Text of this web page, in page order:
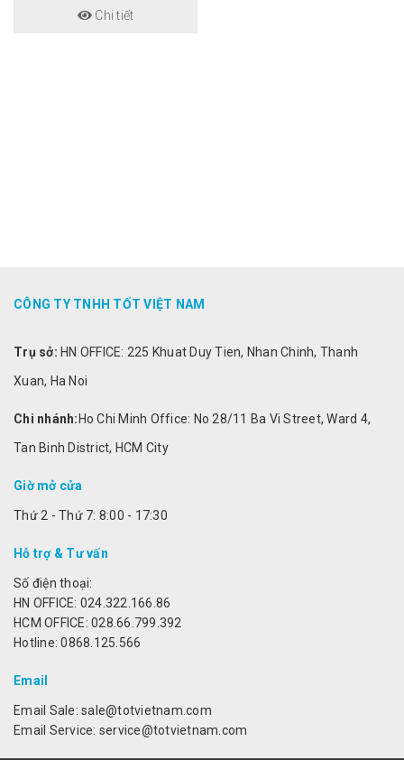
Chi tiết
CÔNG TY TNHH TỐT VIỆT NAM
Trụ sở: HN OFFICE: 225 Khuat Duy Tien, Nhan Chinh, Thanh
Xuan, Ha Noi
Chi nhánh: Ho Chi Minh Office: No 28/11 Ba Vi Street, Ward 4,
Tan Binh District, HCM City
Giờ mở cửa
Thứ 2 - Thứ 7: 8:00 - 17:30
Hỗ trợ & Tư vấn
Số điện thoại:
HN OFFICE: 024.322.166.86
HCM OFFICE: 028.66.799.392
Hotline: 0868.125.566
Email
Email Sale: sale@totvietnam.com
Email Service: service@totvietnam.com